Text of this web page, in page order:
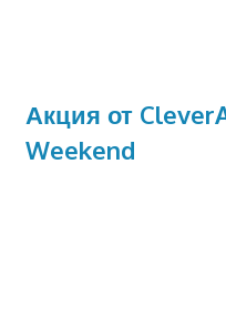
Акция от
Weekend